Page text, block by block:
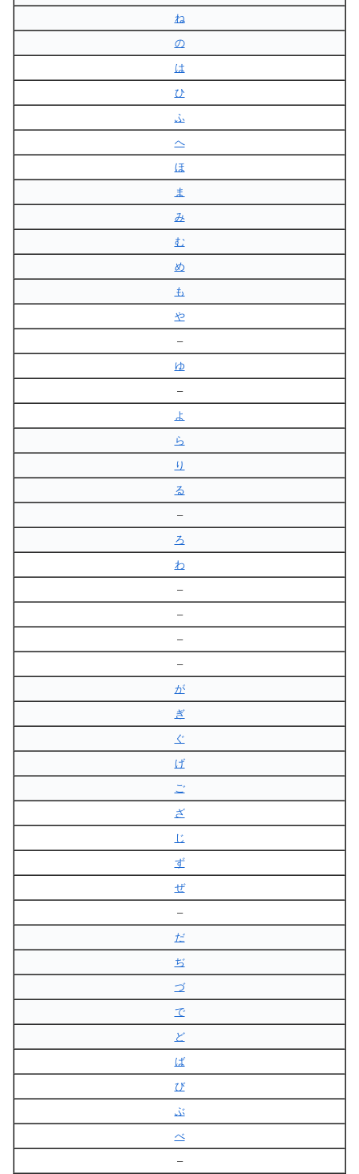
ね
の
は
ひ
ふ
へ
ほ
ま
み
む
め
も
や
–
ゆ
–
よ
ら
り
る
–
ろ
わ
–
–
–
–
が
ぎ
ぐ
げ
ご
ざ
じ
ず
ぜ
–
だ
ぢ
づ
で
ど
ば
び
ぶ
べ
–